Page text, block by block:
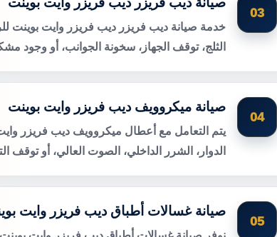
03
خدمة صيانة ديب فريزر ديب فريزر وايت بوينت
الثلج، توقف الجهاز، سخونة الجوانب، أو وجود
04
صيانة ميكروويف ديب فريزر وايت بوينت
يتم التعامل مع أعطال ميكروويف ديب فريزر
الدوار، الشرر الداخلي، الصوت العالي، أو
05
صيانة غسالات أطباق ديب فريزر وايت